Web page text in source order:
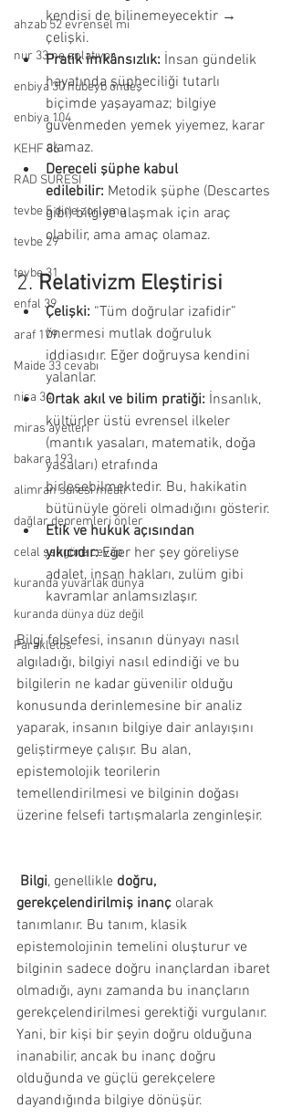
ahzab 52 evrensel mi
nur 33 ne anlatıyor
enbiya 30 hubeyb öndeş
enbiya 104
KEHF 86
RAD SURESİ
tevbe 5 dine zorlama
tevbe 29
tevbe 31
enfal 39
araf 179
Maide 33 cevabı
nisa 34
miras ayetleri
bakara 193
alimran suresi meali
dağlar depremleri önler
celal şengöre cevap
kuranda yuvarlak dünya
kuranda dünya düz değil
Parakletos
kendisi de bilinemeyecektir →
çelişki.
Pratik imkânsızlık: İnsan gündelik
hayatında şüpheciliği tutarlı
biçimde yaşayamaz; bilgiye
güvenmeden yemek yiyemez, karar
alamaz.
Dereceli şüphe kabul
edilebilir: Metodik şüphe (Descartes
gibi) bilgiye ulaşmak için araç
olabilir, ama amaç olamaz.
2. Relativizm Eleştirisi
Çelişki: “Tüm doğrular izafidir”
önermesi mutlak doğruluk
iddiasıdır. Eğer doğruysa kendini
yalanlar.
Ortak akıl ve bilim pratiği: İnsanlık,
kültürler üstü evrensel ilkeler
(mantık yasaları, matematik, doğa
yasaları) etrafında
birleşebilmektedir. Bu, hakikatin
bütünüyle göreli olmadığını gösterir.
Etik ve hukuk açısından
yıkıcıdır: Eğer her şey göreliyse
adalet, insan hakları, zulüm gibi
kavramlar anlamsızlaşır.
Bilgi felsefesi, insanın dünyayı nasıl
algıladığı, bilgiyi nasıl edindiği ve bu
bilgilerin ne kadar güvenilir olduğu
konusunda derinlemesine bir analiz
yaparak, insanın bilgiye dair anlayışını
geliştirmeye çalışır. Bu alan,
epistemolojik teorilerin
temellendirilmesi ve bilginin doğası
üzerine felsefi tartışmalarla zenginleşir.
Bilgi, genellikle doğru,
gerekçelendirilmiş inanç olarak
tanımlanır. Bu tanım, klasik
epistemolojinin temelini oluşturur ve
bilginin sadece doğru inançlardan ibaret
olmadığı, aynı zamanda bu inançların
gerekçelendirilmesi gerektiği vurgulanır.
Yani, bir kişi bir şeyin doğru olduğuna
inanabilir, ancak bu inanç doğru
olduğunda ve güçlü gerekçelere
dayandığında bilgiye dönüşür.